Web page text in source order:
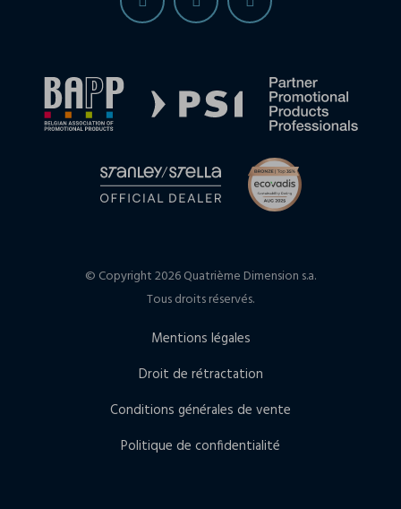
© Copyright 2026 Quatrième Dimension s.a.
Tous droits réservés.
Mentions légales
Droit de rétractation
Conditions générales de vente
Politique de confidentialité